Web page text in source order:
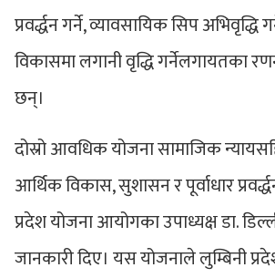
प्रवर्द्धन गर्ने, व्यावसायिक सिप अभिवृद्धि
विकासमा लगानी वृद्धि गर्नेलगायतका
छन्।
दोस्रो आवधिक योजना सामाजिक
आर्थिक विकास, सुशासन र पूर्वाधार
प्रदेश योजना आयोगका उपाध्यक्ष डा.
जानकारी दिए। यस योजनाले लुम्बिनी